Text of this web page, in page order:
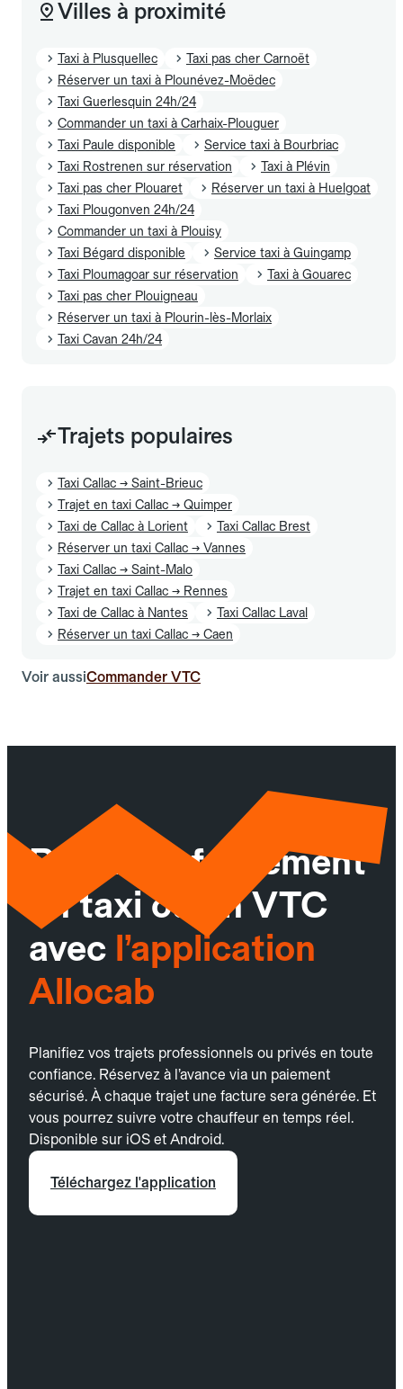
Villes à proximité
Taxi à Plusquellec
Taxi pas cher Carnoët
Réserver un taxi à Plounévez-Moëdec
Taxi Guerlesquin 24h/24
Commander un taxi à Carhaix-Plouguer
Taxi Paule disponible
Service taxi à Bourbriac
Taxi Rostrenen sur réservation
Taxi à Plévin
Taxi pas cher Plouaret
Réserver un taxi à Huelgoat
Taxi Plougonven 24h/24
Commander un taxi à Plouisy
Taxi Bégard disponible
Service taxi à Guingamp
Taxi Ploumagoar sur réservation
Taxi à Gouarec
Taxi pas cher Plouigneau
Réserver un taxi à Plourin-lès-Morlaix
Taxi Cavan 24h/24
Trajets populaires
Taxi Callac → Saint-Brieuc
Trajet en taxi Callac → Quimper
Taxi de Callac à Lorient
Taxi Callac Brest
Réserver un taxi Callac → Vannes
Taxi Callac → Saint-Malo
Trajet en taxi Callac → Rennes
Taxi de Callac à Nantes
Taxi Callac Laval
Réserver un taxi Callac → Caen
Voir aussiCommander VTC
Réservez facilement
un taxi ou un VTC
avec l’application
Allocab
Planifiez vos trajets professionnels ou privés en toute
confiance. Réservez à l’avance via un paiement
sécurisé. À chaque trajet une facture sera générée. Et
vous pourrez suivre votre chauffeur en temps réel.
Disponible sur iOS et Android.
Téléchargez l'application